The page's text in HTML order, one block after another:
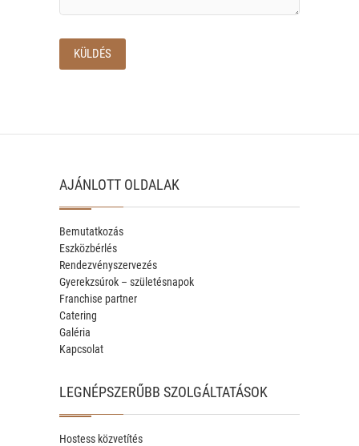
AJÁNLOTT OLDALAK
Bemutatkozás
Eszközbérlés
Rendezvényszervezés
Gyerekzsúrok – születésnapok
Franchise partner
Catering
Galéria
Kapcsolat
LEGNÉPSZERŰBB SZOLGÁLTATÁSOK
Hostess közvetítés